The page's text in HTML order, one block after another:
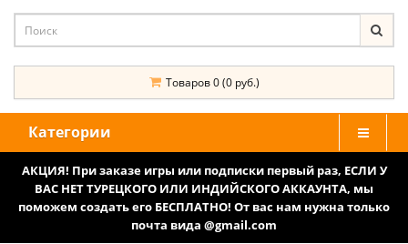
Товаров 0 (0 руб.)
Категории
АКЦИЯ! При заказе игры или подписки первый раз, ЕСЛИ У
ВАС НЕТ ТУРЕЦКОГО ИЛИ ИНДИЙСКОГО АККАУНТА, мы
поможем создать его БЕСПЛАТНО! От вас нам нужна только
почта вида @gmail.com